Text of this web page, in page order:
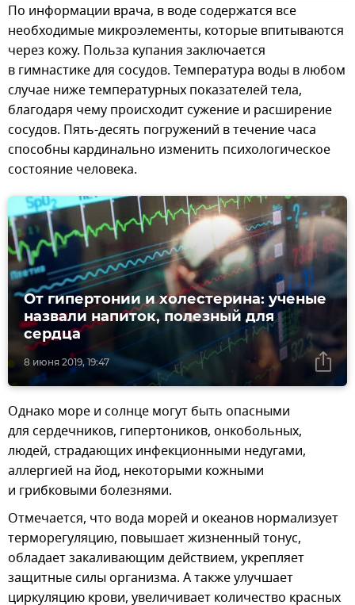
По информации врача, в воде содержатся все
необходимые микроэлементы, которые впитываются
через кожу. Польза купания заключается
в гимнастике для сосудов. Температура воды в любом
случае ниже температурных показателей тела,
благодаря чему происходит сужение и расширение
сосудов. Пять-десять погружений в течение часа
способны кардинально изменить психологическое
состояние человека.
8 июня 2019, 19:47
От гипертонии и холестерина: ученые
назвали напиток, полезный для
сердца
Однако море и солнце могут быть опасными
для сердечников, гипертоников, онкобольных,
людей, страдающих инфекционными недугами,
аллергией на йод, некоторыми кожными
и грибковыми болезнями.
Отмечается, что вода морей и океанов нормализует
терморегуляцию, повышает жизненный тонус,
обладает закаливающим действием, укрепляет
защитные силы организма. А также улучшает
циркуляцию крови, увеличивает количество красных